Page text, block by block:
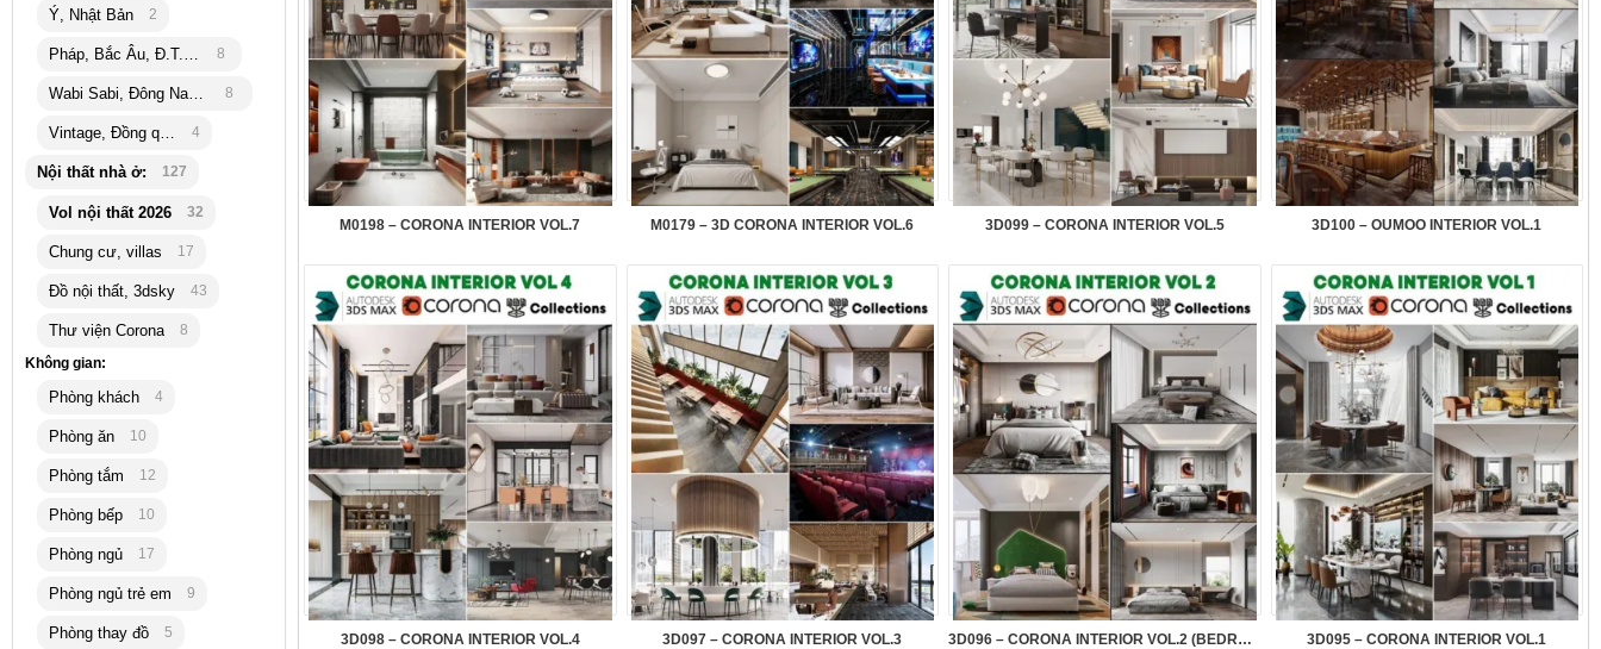
M0198 – CORONA INTERIOR VOL.7 M0179 – 3D CORONA INTERIOR VOL.6 3D099 – CORONA INTERIOR VOL.5 3D100 – OUMOO INTERIOR VOL.1
3D098 – CORONA INTERIOR VOL.4 3D097 – CORONA INTERIOR VOL.3 3D096 – CORONA INTERIOR VOL.2 (BEDROOM) 3D095 – CORONA INTERIOR VOL.1
Ý, Nhật Bản 2
Pháp, Bắc Âu, Đ.T.Hải 8
Wabi Sabi, Đông Nam Á 8
Vintage, Đồng quê 4
Nội thất nhà ở: 127
Vol nội thất 2026 32
Chung cư, villas 17
Đồ nội thất, 3dsky 43
Thư viện Corona
8
Không gian:
Phòng khách 4
Phòng ăn 10
Phòng tắm 12
Phòng bếp 10
Phòng ngủ 17
Phòng ngủ trẻ em 9
Phòng thay đồ 5